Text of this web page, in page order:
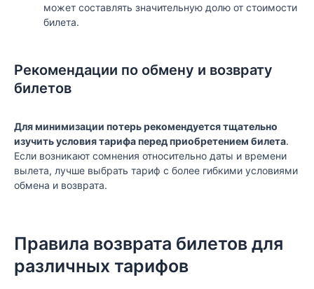
может составлять значительную долю от стоимости
билета.
Рекомендации по обмену и возврату
билетов
Для минимизации потерь рекомендуется тщательно
изучить условия тарифа перед приобретением билета.
Если возникают сомнения относительно даты и времени
вылета, лучше выбрать тариф с более гибкими условиями
обмена и возврата.
Правила возврата билетов для
различных тарифов